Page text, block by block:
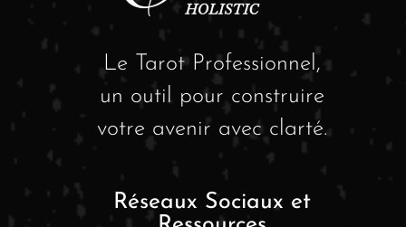
Le Tarot Professionnel,
un outil pour construire
votre avenir avec clarté.
Réseaux Sociaux et